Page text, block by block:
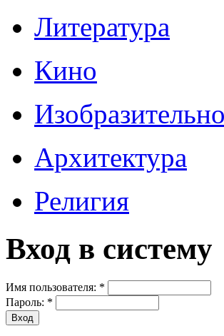
Литература
Кино
Архитектура
Религия
Вход в систему
Имя пользователя: *
Пароль: *